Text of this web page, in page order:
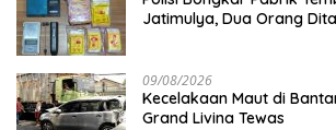
Jatimulya, Dua Orang
09/08/2026
Kecelakaan Maut di
Grand Livina Tewas